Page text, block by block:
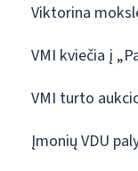
Viktorina
VMI kviečia į
VMI turto
Įmonių VDU